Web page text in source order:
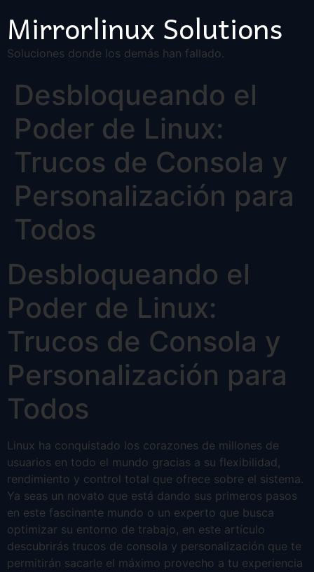
Mirrorlinux Solutions
Soluciones donde los demás han fallado.
Desbloqueando el
Poder de Linux:
Trucos de Consola y
Personalización para
Todos
Desbloqueando el
Poder de Linux:
Trucos de Consola y
Personalización para
Todos
Linux ha conquistado los corazones de millones de
usuarios en todo el mundo gracias a su flexibilidad,
rendimiento y control total que ofrece sobre el sistema.
Ya seas un novato que está dando sus primeros pasos
en este fascinante mundo o un experto que busca
optimizar su entorno de trabajo, en este artículo
descubrirás trucos de consola y personalización que te
permitirán sacarle el máximo provecho a tu experiencia